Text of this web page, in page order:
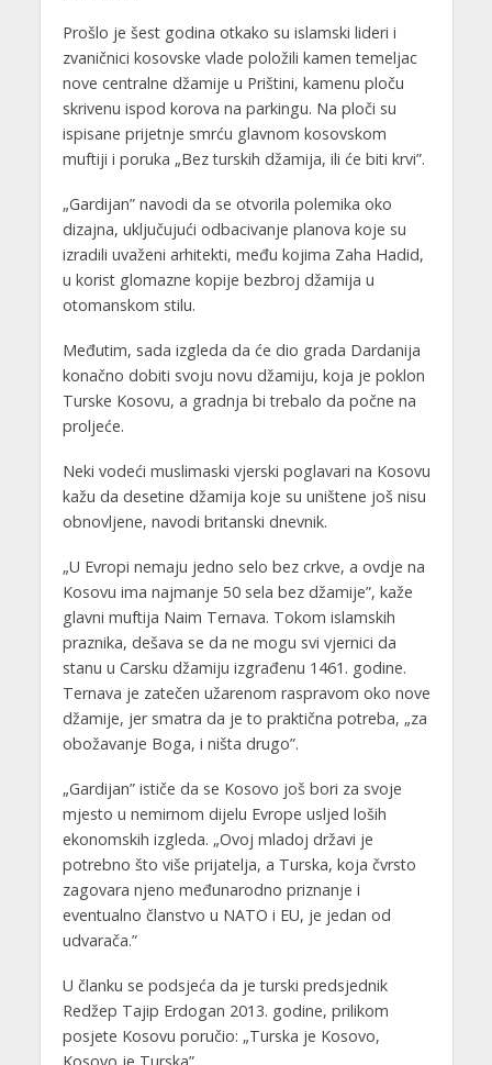
Prošlo je šest godina otkako su islamski lideri i
zvaničnici kosovske vlade položili kamen temeljac
nove centralne džamije u Prištini, kamenu ploču
skrivenu ispod korova na parkingu. Na ploči su
ispisane prijetnje smrću glavnom kosovskom
muftiji i poruka „Bez turskih džamija, ili će biti krvi”.
„Gardijan” navodi da se otvorila polemika oko
dizajna, uključujući odbacivanje planova koje su
izradili uvaženi arhitekti, među kojima Zaha Hadid,
u korist glomazne kopije bezbroj džamija u
otomanskom stilu.
Međutim, sada izgleda da će dio grada Dardanija
konačno dobiti svoju novu džamiju, koja je poklon
Turske Kosovu, a gradnja bi trebalo da počne na
proljeće.
Neki vodeći muslimaski vjerski poglavari na Kosovu
kažu da desetine džamija koje su uništene još nisu
obnovljene, navodi britanski dnevnik.
„U Evropi nemaju jedno selo bez crkve, a ovdje na
Kosovu ima najmanje 50 sela bez džamije”, kaže
glavni muftija Naim Ternava. Tokom islamskih
praznika, dešava se da ne mogu svi vjernici da
stanu u Carsku džamiju izgrađenu 1461. godine.
Ternava je zatečen užarenom raspravom oko nove
džamije, jer smatra da je to praktična potreba, „za
obožavanje Boga, i ništa drugo”.
„Gardijan” ističe da se Kosovo još bori za svoje
mjesto u nemirnom dijelu Evrope usljed loših
ekonomskih izgleda. „Ovoj mladoj državi je
potrebno što više prijatelja, a Turska, koja čvrsto
zagovara njeno međunarodno priznanje i
eventualno članstvo u NATO i EU, je jedan od
udvarača.”
U članku se podsjeća da je turski predsjednik
Redžep Tajip Erdogan 2013. godine, prilikom
posjete Kosovu poručio: „Turska je Kosovo,